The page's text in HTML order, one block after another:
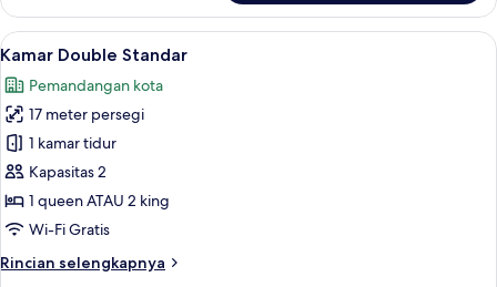
Kamar
Single
Standar
Lihat
semua
foto
untuk
Kamar
Double
Standar
Kamar Double Standar | Brankas,
4
Kamar Double Standar
Pemandangan kota
17 meter persegi
1 kamar tidur
Kapasitas 2
1 queen ATAU 2 king
Wi-Fi Gratis
Rincian selengkapnya
Rincian